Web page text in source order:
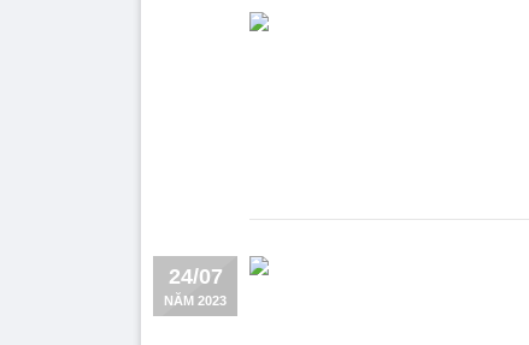
24/07
NĂM 2023